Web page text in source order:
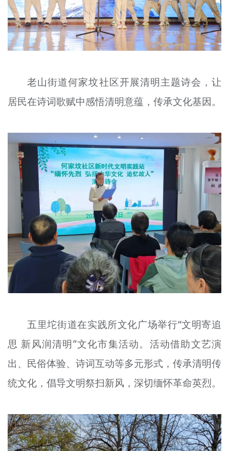
老山街道何家坟社区开展清明主题诗会，让
居民在诗词歌赋中感悟清明意蕴，传承文化基因。
五里坨街道在实践所文化广场举行“文明寄追
思 新风润清明”文化市集活动。活动借助文艺演
出、民俗体验、诗词互动等多元形式，传承清明传
统文化，倡导文明祭扫新风，深切缅怀革命英烈。